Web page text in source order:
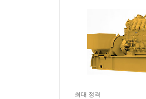
최대 정격